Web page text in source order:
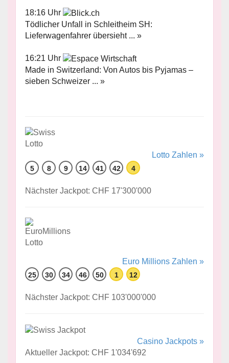
18:16 Uhr
Tödlicher Unfall in Schleitheim SH:
Lieferwagenfahrer übersieht ... »
16:21 Uhr
Made in Switzerland: Von Autos bis Pyjamas –
sieben Schweizer ... »
Lotto Zahlen »
5 8 9 14 41 42 4
Nächster Jackpot: CHF 17'300'000
Euro Millions Zahlen »
25 30 34 46 50 1 12
Nächster Jackpot: CHF 103'000'000
Casino Jackpots »
Aktueller Jackpot: CHF 1'034'692